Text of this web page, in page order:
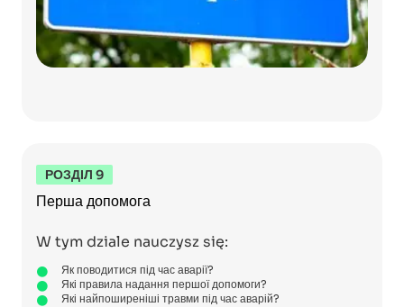
РОЗДІЛ 9
Перша допомога
W tym dziale nauczysz się:
Як поводитися під час аварії?
Які правила надання першої допомоги?
Які найпоширеніші травми під час аварій?